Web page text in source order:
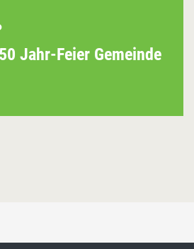
Jahr-Feier Gemeinde